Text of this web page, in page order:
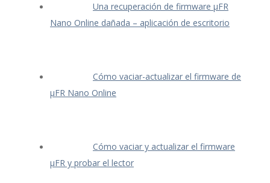
Una recuperación de firmware μFR
Nano Online dañada – aplicación de escritorio
Cómo vaciar-actualizar el firmware de
μFR Nano Online
Cómo vaciar y actualizar el firmware
μFR y probar el lector